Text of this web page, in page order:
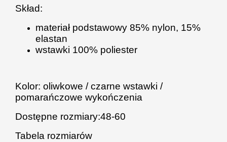
Skład:
materiał podstawowy 85% nylon, 15%
elastan
wstawki 100% poliester
Kolor: oliwkowe / czarne wstawki /
pomarańczowe wykończenia
Dostępne rozmiary:48-60
Tabela rozmiarów